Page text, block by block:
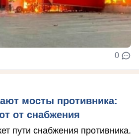
0
мосты противника:
от снабжения
пути снабжения противника.